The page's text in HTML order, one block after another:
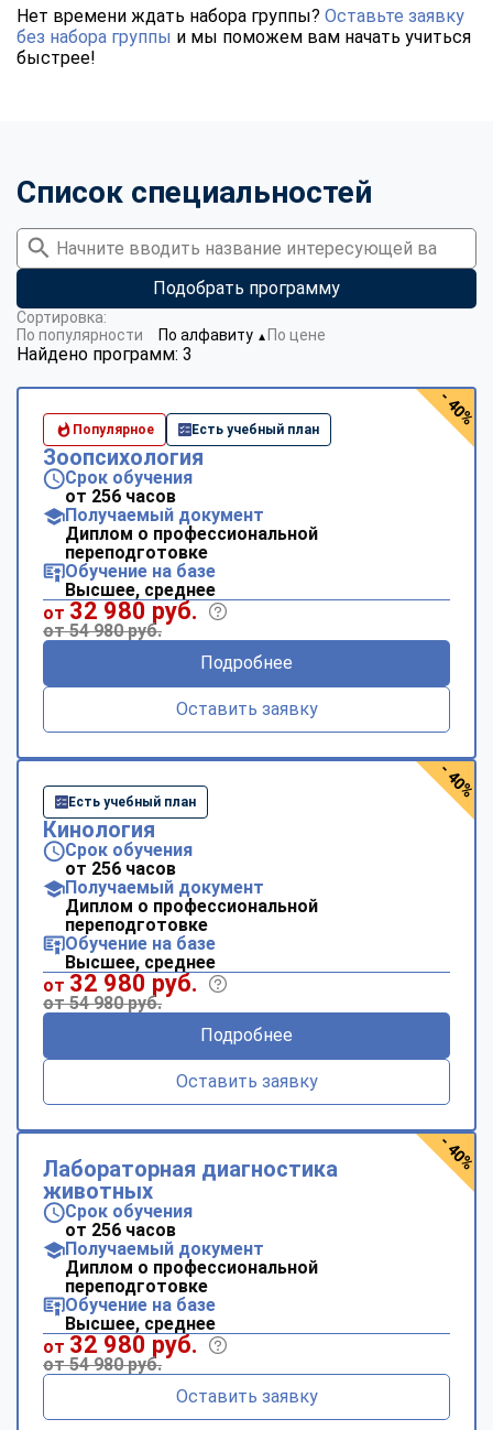
Нет времени ждать набора группы? Оставьте заявку
без набора группы и мы поможем вам начать учиться
быстрее!
Список специальностей
Подобрать программу
Найдено программ: 3
Сортировка:
По популярности
По алфавиту ▼ По цене
Популярное Есть учебный план
Зоопсихология
Срок обучения
от 256 часов
Получаемый документ
Диплом о профессиональной
переподготовке
Обучение на базе
Высшее, среднее
от 32 980 руб.
от 54 980 руб.
Подробнее
Оставить заявку
- 40%
Есть учебный план
Кинология
Срок обучения
от 256 часов
Получаемый документ
Диплом о профессиональной
переподготовке
Обучение на базе
Высшее, среднее
от 32 980 руб.
от 54 980 руб.
Подробнее
Оставить заявку
- 40%
Лабораторная диагностика
животных
Срок обучения
от 256 часов
Получаемый документ
Диплом о профессиональной
переподготовке
Обучение на базе
Высшее, среднее
от 32 980 руб.
от 54 980 руб.
Оставить заявку
- 40%